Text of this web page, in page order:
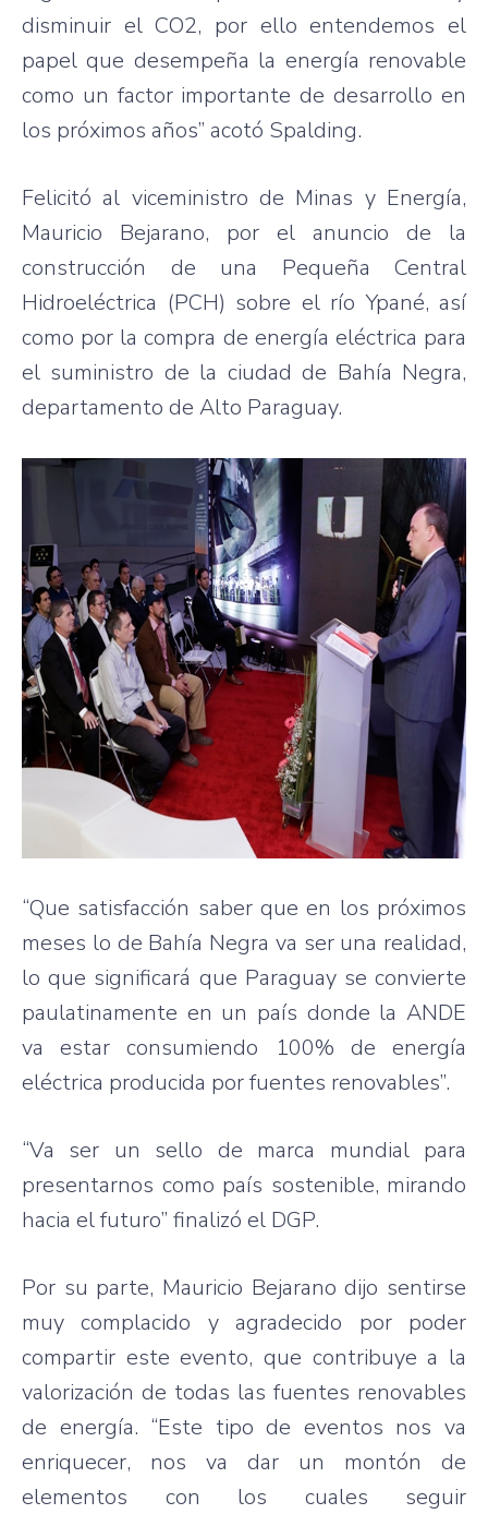
disminuir el CO2, por ello entendemos el
papel que desempeña la energía renovable
como un factor importante de desarrollo en
los próximos años” acotó Spalding.
Felicitó al viceministro de Minas y Energía,
Mauricio Bejarano, por el anuncio de la
construcción de una Pequeña Central
Hidroeléctrica (PCH) sobre el río Ypané, así
como por la compra de energía eléctrica para
el suministro de la ciudad de Bahía Negra,
departamento de Alto Paraguay.
“Que satisfacción saber que en los próximos
meses lo de Bahía Negra va ser una realidad,
lo que significará que Paraguay se convierte
paulatinamente en un país donde la ANDE
va estar consumiendo 100% de energía
eléctrica producida por fuentes renovables”.
“Va ser un sello de marca mundial para
presentarnos como país sostenible, mirando
hacia el futuro” finalizó el DGP.
Por su parte, Mauricio Bejarano dijo sentirse
muy complacido y agradecido por poder
compartir este evento, que contribuye a la
valorización de todas las fuentes renovables
de energía. “Este tipo de eventos nos va
enriquecer, nos va dar un montón de
elementos con los cuales seguir